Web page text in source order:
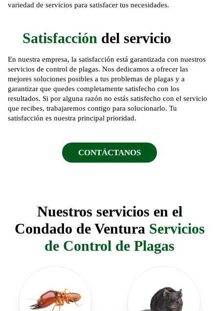
variedad de servicios para satisfacer tus necesidades.
Satisfacción del servicio
En nuestra empresa, la satisfacción está garantizada con nuestros
servicios de control de plagas. Nos dedicamos a ofrecer las
mejores soluciones posibles a tus problemas de plagas y a
garantizar que quedes completamente satisfecho con los
resultados. Si por alguna razón no estás satisfecho con el servicio
que recibes, trabajaremos contigo para solucionarlo. Tu
satisfacción es nuestra principal prioridad.
CONTÁCTANOS
Nuestros servicios en el
Condado de Ventura Servicios
de Control de Plagas